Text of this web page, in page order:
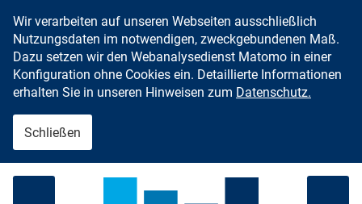
Zum Inhalt springen
Wir verarbeiten auf unseren Webseiten ausschließlich
Nutzungsdaten im notwendigen, zweckgebundenen Maß.
Dazu setzen wir den Webanalysedienst Matomo in einer
Konfiguration ohne Cookies ein. Detaillierte Informationen
erhalten Sie in unseren Hinweisen zum Datenschutz.
Schließen